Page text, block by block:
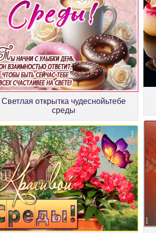
Светлая открытка чудеснойьтебе
среды